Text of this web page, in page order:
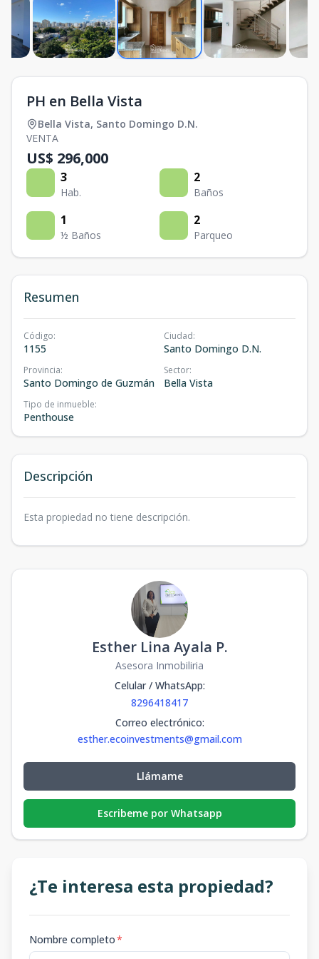
PH en Bella Vista
Bella Vista, Santo Domingo D.N.
VENTA
US$ 296,000
3
Hab.
2
Baños
1
½ Baños
2
Parqueo
Resumen
Código:
1155
Ciudad:
Santo Domingo D.N.
Provincia:
Santo Domingo de Guzmán
Sector:
Bella Vista
Tipo de inmueble:
Penthouse
Descripción
Esta propiedad no tiene descripción.
Esther Lina Ayala P.
Asesora Inmobiliria
Celular / WhatsApp:
8296418417
Correo electrónico:
esther.ecoinvestments@gmail.com
Llámame
Escribeme por Whatsapp
¿Te interesa esta propiedad?
Nombre completo*